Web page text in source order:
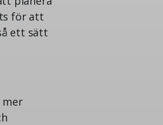
för att
ett sätt
mer